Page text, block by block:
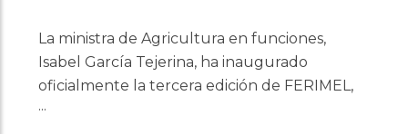
La ministra de Agricultura en funciones,
Isabel García Tejerina, ha inaugurado
oficialmente la tercera edición de FERIMEL,
la Feria Regional del Melón, que se celebra